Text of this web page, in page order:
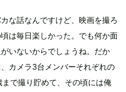
な話なんですけど、映画を撮ろ
は毎日楽しかった。でも何か面
いないからでしょうね。だか
カメラ3台メンバーそれぞれの
で撮り貯めて、その頃には俺